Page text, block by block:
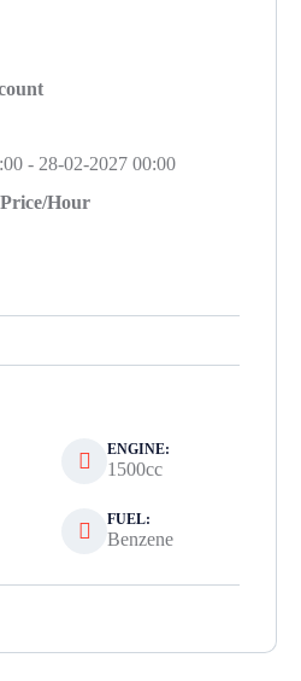
- 28-02-2027 00:00
Price/Hour
ENGINE:
1500cc
FUEL:
Benzene